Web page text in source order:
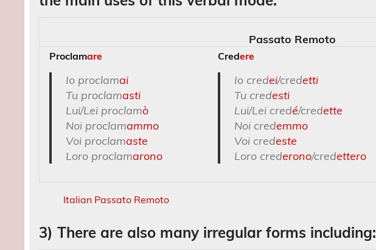
Passato Remoto
Proclamare
Io proclamai
Tu proclamasti
Lui/Lei proclamò
Noi proclamammo
Voi proclamaste
Loro proclamarono
Credere
Io credei/credetti
Tu credesti
Lui/Lei credé/credette
Noi credemmo
Voi credeste
Loro crederono/credettero
Italian Passato Remoto
3) There are also many irregular forms including: